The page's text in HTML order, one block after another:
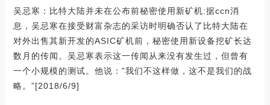
吴忌寒：比特大陆并未在公布前秘密使用新矿机:据ccn消
息，吴忌寒在接受财富杂志的采访时明确否认了比特大陆在
对外出售其新开发的ASIC矿机前，秘密使用新设备挖矿长达
数月的传闻。吴忌寒表示这一传闻从来没有发生过，但曾有
一个小规模的测试。他说：”我们不这样做，这不是我们的战
略。”[2018/6/9]